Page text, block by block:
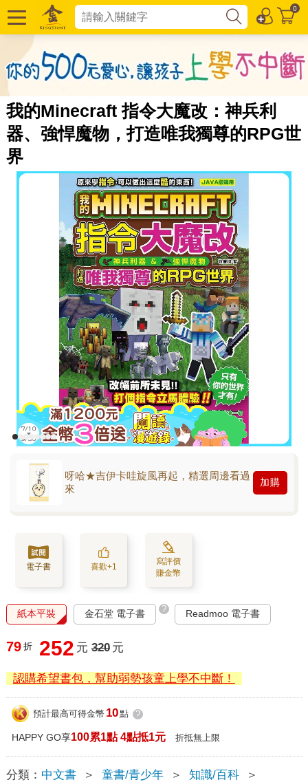
0
我的Minecraft 指令大魔改：神兵利
器、強悍魔物，打造唯我獨尊的RPG世
界
呀哈★吉伊卡哇旋風再起，精選周邊看過
來
加購
電子書 喜歡+1
寫評價
賺金幣
紙本平裝 金石堂 電子書 ? Readmoo 電子書
79 折 252 元 320 元
認購希望書包，幫助弱勢孩童上學不中斷！
預計最高可得金幣 10點 ?
HAPPY GO享100累1點 4點抵1元 折抵無上限
分類： 中文書 ＞ 童書/青少年 ＞ 知識/百科
＞